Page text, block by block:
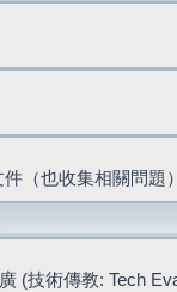
（也收集相關問題）
(技術傳教: Tech